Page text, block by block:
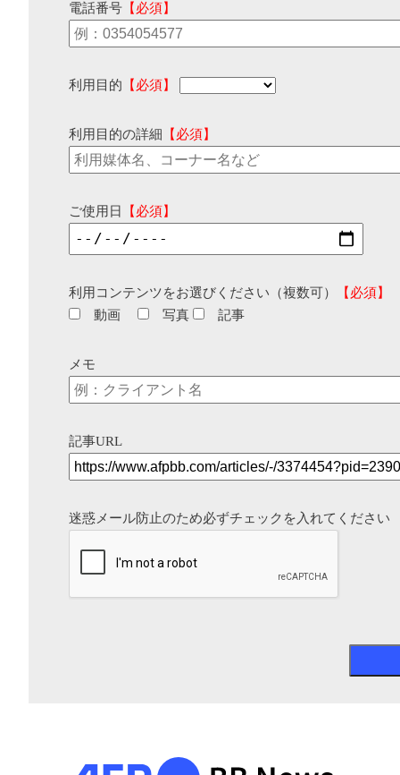
電話番号 【必須】
利用目的 【必須】
利用目的の詳細 【必須】
ご使用日 【必須】
利用コンテンツをお選びください（複数可）
【必須】
動画
写真 記事
メモ
記事URL
迷惑メール防止のため必ずチェックを入れてください